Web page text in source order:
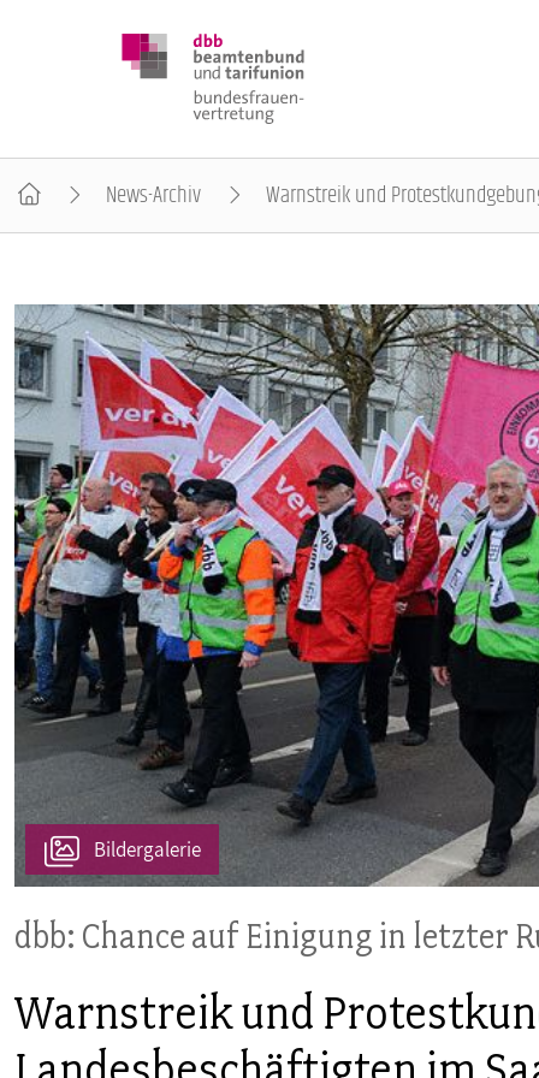
BUNDESTAGSWAHL 2025
POSITIONEN
SCHWERPUNKTTHEMEN
PUBLIKATIONEN
TERMINE & VERANSTALTUNGEN
MITGLIEDSCHAFT & SERVICE
News-Archiv Warnstreik und
Bildergalerie
dbb: Chance auf Einigung in letzter
Warnstreik und